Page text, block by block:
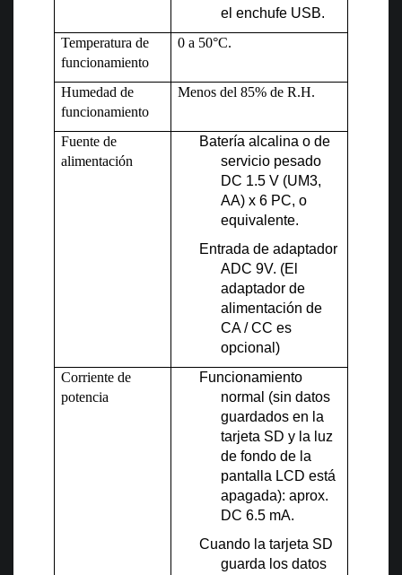
el enchufe USB.
Temperatura de
funcionamiento
0 a 50°C.
Humedad de
funcionamiento
Menos del 85% de R.H.
Fuente de
alimentación
Batería alcalina o de
servicio pesado
DC 1.5 V (UM3,
AA) x 6 PC, o
equivalente.
Entrada de adaptador
ADC 9V. (El
adaptador de
alimentación de
CA / CC es
opcional)
Corriente de
potencia
Funcionamiento
normal (sin datos
guardados en la
tarjeta SD y la luz
de fondo de la
pantalla LCD está
apagada): aprox.
DC 6.5 mA.
Cuando la tarjeta SD
guarda los datos